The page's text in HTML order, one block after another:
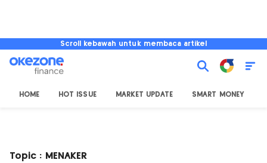
Scroll kebawah untuk membaca artikel
HOME HOT ISSUE MARKET UPDATE SMART MONEY
Topic : MENAKER